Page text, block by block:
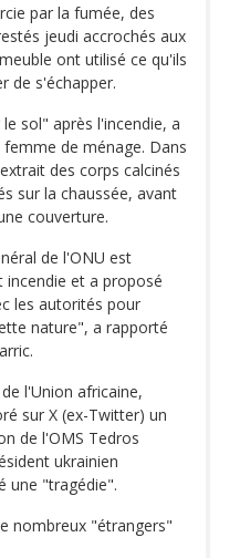
par la fumée, des
jeudi accrochés aux
ont utilisé ce qu'ils
de s'échapper.
sol" après l'incendie, a
de ménage. Dans
des corps calcinés
sur la chaussée, avant
couverture.
de l'ONU est
et a proposé
les autorités pour
nature", a rapporté
l'Union africaine,
sur X (ex-Twitter) un
de l'OMS Tedros
ukrainien
une "tragédie".
nombreux "étrangers"